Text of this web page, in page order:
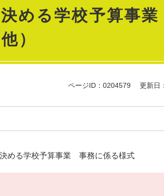
める学校予算事
）
ページID：0204579 更新日
める学校予算事業 事務に係る様式